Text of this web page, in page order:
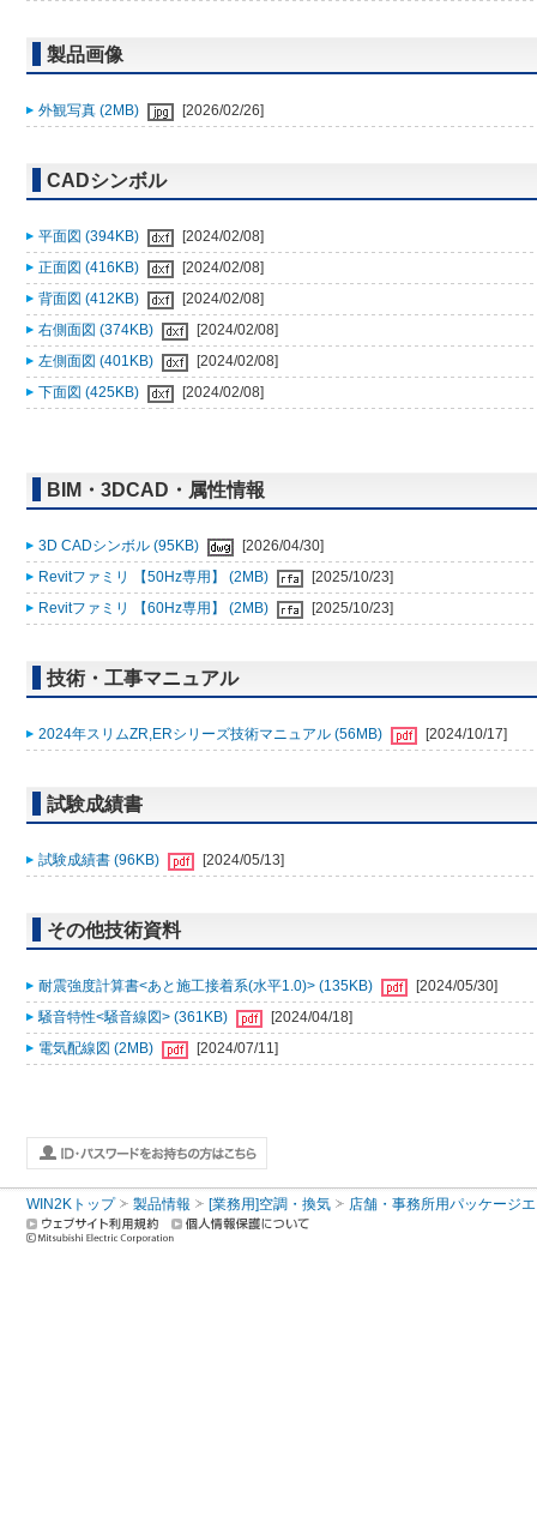
製品画像
外観写真 (2MB) [2026/02/26]
CADシンボル
平面図 (394KB)
[2024/02/08]
正面図 (416KB)
[2024/02/08]
背面図 (412KB)
[2024/02/08]
右側面図 (374KB)
[2024/02/08]
左側面図 (401KB)
[2024/02/08]
下面図 (425KB)
[2024/02/08]
BIM・3DCAD・属性情報
3D CADシンボル (95KB)
[2026/04/30]
Revitファミリ 【50Hz専用】 (2MB)
[2025/10/23]
Revitファミリ 【60Hz専用】 (2MB)
[2025/10/23]
技術・工事マニュアル
2024年スリムZR,ERシリーズ技術マニュアル (56MB) [2024/10/17]
試験成績書
試験成績書 (96KB) [2024/05/13]
その他技術資料
耐震強度計算書<あと施工接着系(水平1.0)> (135KB)
[2024/05/30]
騒音特性<騒音線図> (361KB)
[2024/04/18]
電気配線図 (2MB)
[2024/07/11]
WIN2Kトップ 製品情報 [業務用]空調・換気 店舗・事務所用パッケージ